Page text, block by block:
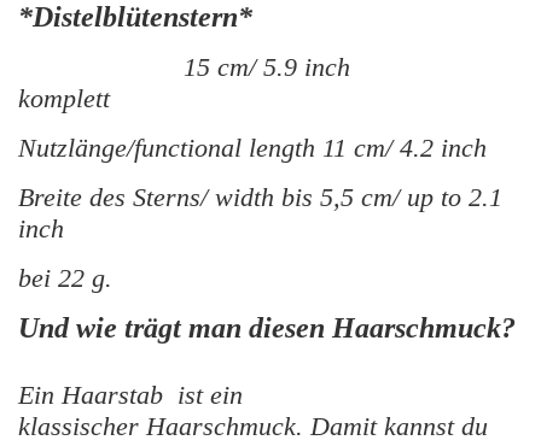
*Distelblütenstern*
15 cm/ 5.9 inch
komplett
Nutzlänge/functional length 11 cm/ 4.2 inch
Breite des Sterns/ width bis 5,5 cm/ up to 2.1
inch
bei 22 g.
Und wie trägt man diesen Haarschmuck?
Ein Haarstab ist ein
klassischer Haarschmuck. Damit kannst du